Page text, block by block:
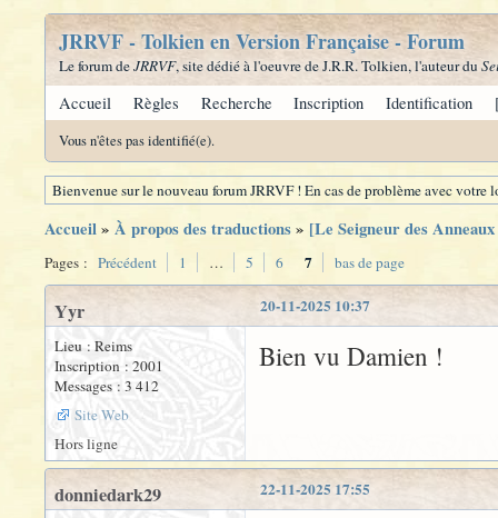
JRRVF - Tolkien en Version Française - Forum
Le forum deJRRVF, site dédié à l'oeuvre de J.R.R. Tolkien, l'auteur du
Accueil Règles Recherche Inscription Identification
Vous n'êtes pas identifié(e).
Bienvenue sur le nouveau forum JRRVF ! En cas de problème avec
Accueil» À propos des traductions» [Le Seigneur des
Pages : Précédent 1 … 5 6 7 bas de page
20-11-2025 10:37
Yyr
Lieu : Reims
Inscription : 2001
Messages : 3 412
Site Web
Bien vu Damien !
Hors ligne
22-11-2025 17:55
donniedark29